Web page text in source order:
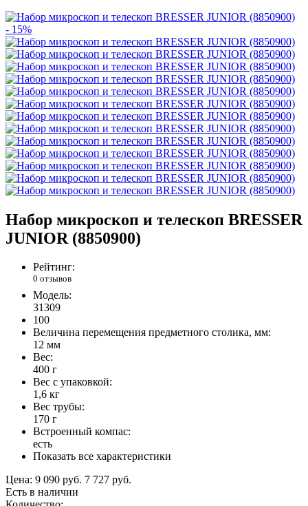
- 15%
Набор микроскоп и телескоп BRESSER
JUNIOR (8850900)
Рейтинг:
0 отзывов
Модель:
31309
100
Величина перемещения предметного столика, мм:
12 мм
Вес:
400 г
Вес с упаковкой:
1,6 кг
Вес трубы:
170 г
Встроенный компас:
есть
Показать все характеристики
Цена: 9 090 руб. 7 727 руб.
Есть в наличии